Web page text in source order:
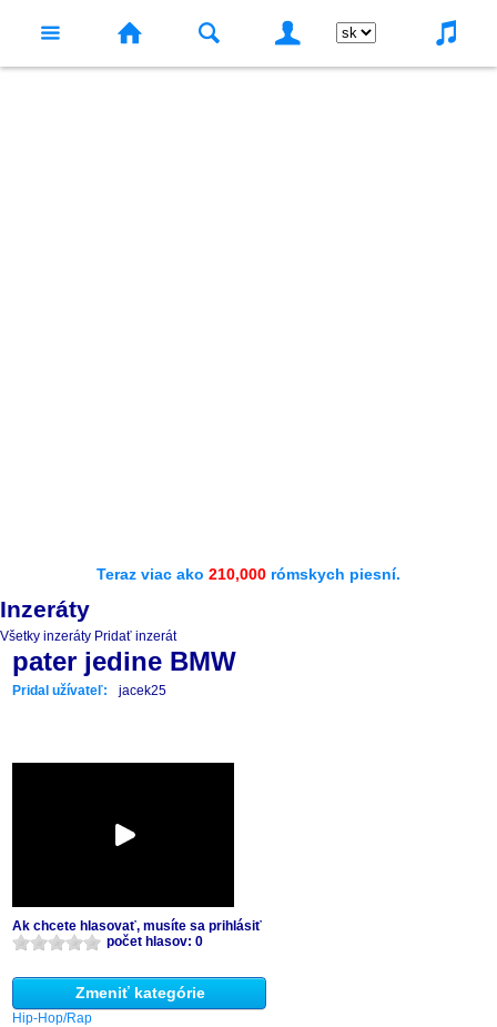
Teraz viac ako 210,000 rómskych piesní.
Inzeráty
Všetky inzeráty Pridať inzerát
pater jedine BMW
Pridal užívateľ: jacek25
Ak chcete hlasovať, musíte sa prihlásiť
počet hlasov: 0
Zmeniť kategórie
Hip-Hop/Rap